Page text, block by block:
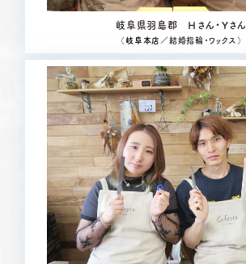
岐阜県羽島郡 Ｈさん・Ｙさん
（岐阜本店 ／結婚指輪・ワックス）